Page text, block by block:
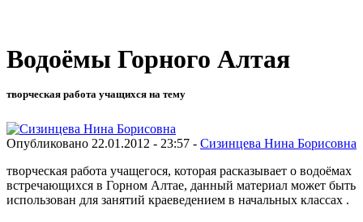
Водоёмы Горного Алтая
творческая работа учащихся на тему
Опубликовано 22.01.2012 - 23:57 - Сизинцева Нина Борисовна
творческая работа учащегося, которая расказывает о водоёмах
встречающихся в Горном Алтае, данный материал может быть
использован для занятий краеведением в начальных классах .